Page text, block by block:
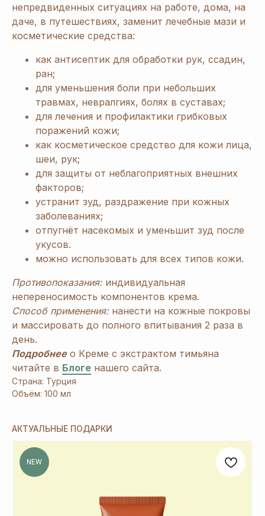
непредвиденных ситуациях на работе, дома, на
даче, в путешествиях, заменит лечебные мази и
косметические средства:
как антисептик для обработки рук, ссадин,
ран;
для уменьшения боли при небольших
травмах, невралгиях, болях в суставах;
для лечения и профилактики грибковых
поражений кожи;
как косметическое средство для кожи лица,
шеи, рук;
для защиты от неблагоприятных внешних
факторов;
устранит зуд, раздражение при кожных
заболеваниях;
отпугнёт насекомых и уменьшит зуд после
укусов.
можно использовать для всех типов кожи.
Противопоказания:индивидуальная
непереносимость компонентов крема.
Способ применения:нанести на кожные покровы
и массировать до полного впитывания 2 раза в
день.
Подробнеео Креме с экстрактом тимьяна
читайте в Блоге нашего сайта.
Страна: Турция
Объём: 100 мл
АКТУАЛЬНЫЕ ПОДАРКИ
NEW
[ Дарим приятныеподарки и скидки
При заказе продукции на 3240 руб.
вы получаете 1 подарок из предложенных
ЗАРЕГИСТРИРУЙТЕСЬ
ПОЛУЧИТЬСКИДКУ
20%И ПОДАРКИ